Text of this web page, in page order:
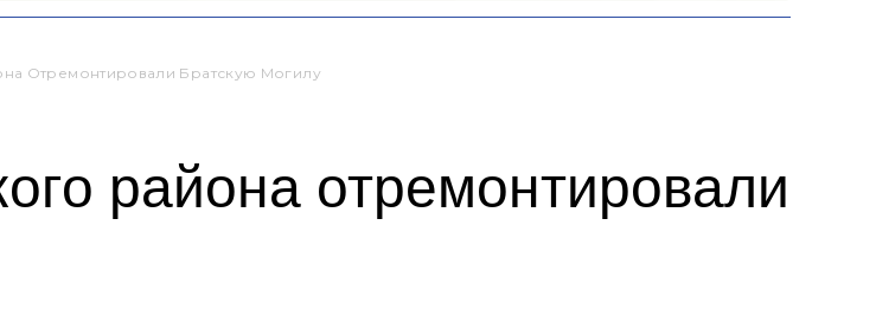
Отремонтировали Братскую Могилу
района отремонтировали